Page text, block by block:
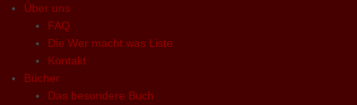
Über uns
FAQ
Die Wer macht was Liste
Kontakt
Bücher
Das besondere Buch